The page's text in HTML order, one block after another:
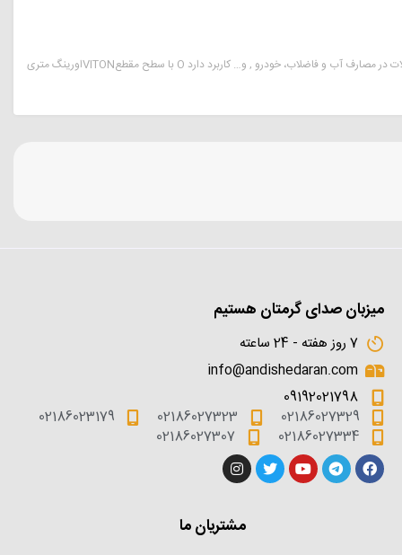
میزبان صدای گرمتان هستیم
7 روز هفته - 24 ساعته
info@andishedaran.com
09192021798
02186027329
02186027323
02186023179
02186027334
02186027307
مشتریان ما